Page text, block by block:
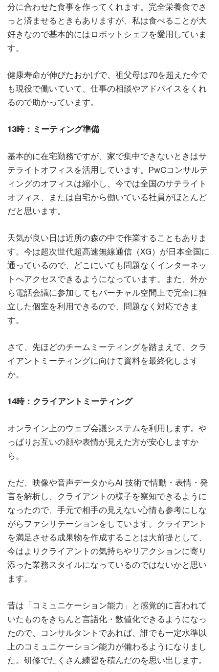
分に合わせた食事を作ってくれます。完全栄養食でさ
っと済ませるときもありますが、私は食べることが大
好きなので基本的にはロボットシェフを愛用していま
す。
健康寿命が伸びたおかげで、祖父母は70を超えた今で
も現役で働いていて、仕事の相談やアドバイスをくれ
るので助かっています。
13時：ミーティング準備
基本的に在宅勤務ですが、家で集中できないときはサ
テライトオフィスを活用しています。PwCコンサルテ
ィングのオフィスは縮小し、今では全国のサテライト
オフィス、または自宅から働いている社員がほとんど
だと思います。
天気が良い日は近所の森の中で作業することもありま
す。今は超次世代超高速無線通信（XG）が日本全国に
通っているので、どこにいても問題なくインターネッ
トへアクセスできるようになっています。また、外か
ら電話会議に参加してもバーチャル空間上で完全に独
立した個室を利用できるので、問題なく対応できま
す。
さて、先ほどのチームミーティングを踏まえて、クラ
イアントミーティングに向けて資料を最終化します
か。
14時：クライアントミーティング
オンライン上のウェブ会議システムを利用します。や
っぱりお互いの顔や表情が見えた方が安心しますか
ら。
ただ、映像や音声データからAI 技術で情動・表情・発
言を解析し、クライアントの様子を察知できるように
なったので、手元で相手の見えない心情も参考にしな
がらファシリテーションをしています。クライアント
を満足させる成果物を作成することは大前提として、
今はよりクライアントの気持ちやリアクションに寄り
添った業務スタイルになっているのではないかと思い
ます。
昔は「コミュニケーション能力」と感覚的に言われて
いたものをきちんと言語化・数値化できるようになっ
たので、コンサルタントであれば、誰でも一定水準以
上のコミュニケーション能力が備わるようになりまし
た。研修でたくさん練習を積んだのを思い出します。